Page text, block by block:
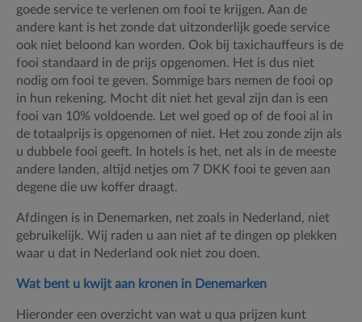
goede service te verlenen om fooi te krijgen. Aan de
andere kant is het zonde dat uitzonderlijk goede service
ook niet beloond kan worden. Ook bij taxichauffeurs is de
fooi standaard in de prijs opgenomen. Het is dus niet
nodig om fooi te geven. Sommige bars nemen de fooi op
in hun rekening. Mocht dit niet het geval zijn dan is een
fooi van 10% voldoende. Let wel goed op of de fooi al in
de totaalprijs is opgenomen of niet. Het zou zonde zijn als
u dubbele fooi geeft. In hotels is het, net als in de meeste
andere landen, altijd netjes om 7 DKK fooi te geven aan
degene die uw koffer draagt.
Afdingen is in Denemarken, net zoals in Nederland, niet
gebruikelijk. Wij raden u aan niet af te dingen op plekken
waar u dat in Nederland ook niet zou doen.
Wat bent u kwijt aan kronen in Denemarken
Hieronder een overzicht van wat u qua prijzen kunt